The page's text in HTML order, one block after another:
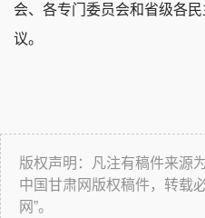
会、各专门委员会和省级各
议。
版权声明：凡注有稿件来源
中国甘肃网版权稿件，转载
网”。